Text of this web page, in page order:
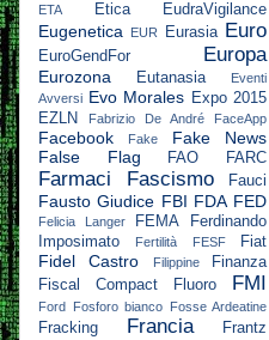
ETA Etica EudraVigilance
Eugenetica EUR Eurasia Euro
EuroGendFor Europa
Eurozona Eutanasia
Eventi
Avversi Evo Morales Expo 2015
EZLN
Fabrizio De André FaceApp
Facebook Fake
Fake News
False Flag
FAO FARC
Farmaci Fascismo Fauci
Fausto Giudice FBI FDA FED
Felicia Langer FEMA
Ferdinando
Imposimato
Fertilità FESF Fiat
Fidel Castro Filippine
Finanza
Fiscal Compact
Fluoro FMI
Ford Fosforo bianco Fosse Ardeatine
Fracking Francia
Frantz